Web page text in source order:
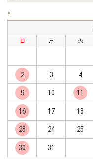
«
日 月 火
2 3 4
9 10 11
16 17 18
23 24 25
30 31